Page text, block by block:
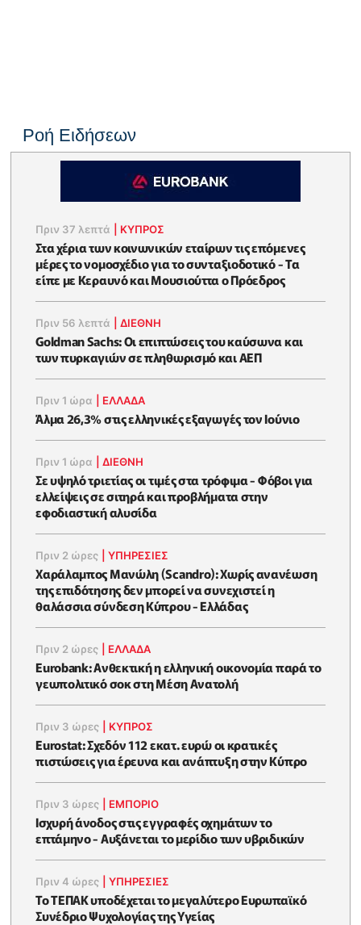
Ροή Ειδήσεων
Πριν 37 λεπτά ΚΥΠΡΟΣ
Στα χέρια των κοινωνικών εταίρων τις επόμενες
μέρες το νομοσχέδιο για το συνταξιοδοτικό - Τα
είπε με Κεραυνό και Μουσιούττα ο Πρόεδρος
Πριν 56 λεπτά |ΔΙΕΘΝΗ
Goldman Sachs: Οι επιπτώσεις του καύσωνα και
των πυρκαγιών σε πληθωρισμό και ΑΕΠ
Πριν 1 ώρα ΕΛΛΆΔΑ
Άλμα 26,3% στις ελληνικές εξαγωγές τον Ιούνιο
Πριν 1 ώρα |ΔΙΕΘΝΗ
Σε υψηλό τριετίας οι τιμές στα τρόφιμα - Φόβοι για
ελλείψεις σε σιτηρά και προβλήματα στην
εφοδιαστική αλυσίδα
Πριν 2 ώρες |ΥΠΗΡΕΣΙΕΣ
Χαράλαμπος Μανώλη (Scandro): Χωρίς ανανέωση
της επιδότησης δεν μπορεί να συνεχιστεί η
θαλάσσια σύνδεση Κύπρου - Ελλάδας
Πριν 2 ώρες ΕΛΛΆΔΑ
Eurobank: Ανθεκτική η ελληνική οικονομία παρά το
γεωπολιτικό σοκ στη Μέση Ανατολή
Πριν 3 ώρες ΚΥΠΡΟΣ
Eurostat: Σχεδόν 112 εκατ. ευρώ οι κρατικές
πιστώσεις για έρευνα και ανάπτυξη στην Κύπρο
Πριν 3 ώρες ΕΜΠΟΡΙΟ
Ισχυρή άνοδος στις εγγραφές οχημάτων το
επτάμηνο - Αυξάνεται το μερίδιο των υβριδικών
Πριν 4 ώρες |ΥΠΗΡΕΣΙΕΣ
Το ΤΕΠΑΚ υποδέχεται το μεγαλύτερο Ευρωπαϊκό
Συνέδριο Ψυχολογίας της Υγείας